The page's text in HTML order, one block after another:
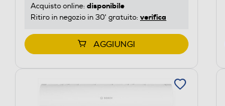
Acquisto online: disponibile
Ritiro in negozio in 30' gratuito: verifica
AGGIUNGI